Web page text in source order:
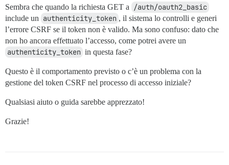
Sembra che quando la richiesta GET a /auth/oauth2_basic
include un authenticity_token , il sistema lo controlli e generi
l’errore CSRF se il token non è valido. Ma sono confuso: dato che
non ho ancora effettuato l’accesso, come potrei avere un
authenticity_token in questa fase?
Questo è il comportamento previsto o c’è un problema con la
gestione del token CSRF nel processo di accesso iniziale?
Qualsiasi aiuto o guida sarebbe apprezzato!
Grazie!